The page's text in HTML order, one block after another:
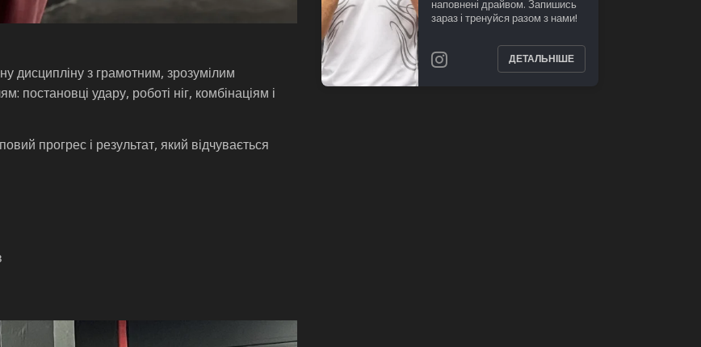
дисципліну з грамотним, зрозумілим
постановці удару, роботі ніг, комбінаціям і
прогрес і результат, який відчувається
наповнені драйвом. Запишись
зараз і тренуйся разом з нами!
ДЕТАЛЬНІШЕ